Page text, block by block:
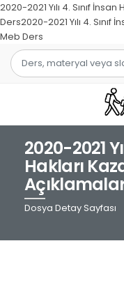
2020-2021 Yılı 4. Sınıf
Ders2020-2021 Yılı 4. Sınıf
Meb Ders
1.SINIF
2.SINIF
3.SINIF
4.SINIF
2020-2021
Hakları
Dosya Detay Sayfası